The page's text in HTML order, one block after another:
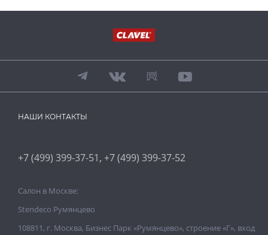
НАШИ КОНТАКТЫ
+7 (499) 399-37-51, +7 (499) 399-37-52
Салон в Москве:
Stendeco Румянцево
108811, г. Москва, Бизнес Парк «Румянцево», строение «Г», вход